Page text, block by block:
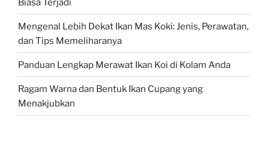
Biasa Terjadi
Mengenal Lebih Dekat Ikan Mas Koki: Jenis, Perawatan,
dan Tips Memeliharanya
Panduan Lengkap Merawat Ikan Koi di Kolam Anda
Ragam Warna dan Bentuk Ikan Cupang yang
Menakjubkan